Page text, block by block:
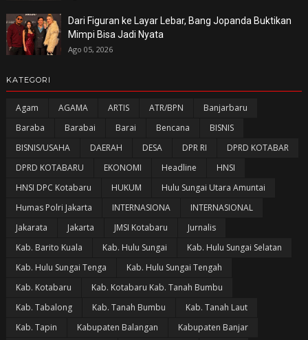
Dari Figuran ke Layar Lebar, Bang Jopanda Buktikan
Mimpi Bisa Jadi Nyata
Ago 05, 2026
KATEGORI
Agam AGAMA ARTIS ATR/BPN
Banjarbaru
Baraba
Barabai Barai Bencana
BISNIS
BISNIS/USAHA
DAERAH DESA DPR RI
DPRD KOTABAR
DPRD KOTABARU
EKONOMI Headline
HNSI
HNSI DPC Kotabaru
HUKUM
Hulu Sungai Utara Amuntai
Humas Polri Jakarta
INTERNASIONA
INTERNASIONAL
Jakarata
Jakarta JMSI Kotabaru
Jurnalis
Kab. Barito Kuala
Kab. Hulu Sungai
Kab. Hulu Sungai Selatan
Kab. Hulu Sungai Tenga
Kab. Hulu Sungai Tengah
Kab. Kotabaru
Kab. Kotabaru Kab. Tanah Bumbu
Kab. Tabalong
Kab. Tanah Bumbu
Kab. Tanah Laut
Kab. Tapin
Kabupaten Balangan
Kabupaten Banjar